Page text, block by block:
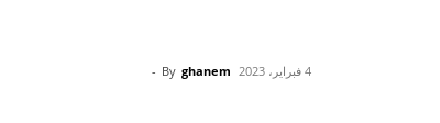
By ghanem
- 4 فبراير، 2023